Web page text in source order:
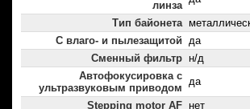
линза
Тип байонета
С влаго- и пылезащитой да
Сменный фильтр н/д
Автофокусировка с
ультразвуковым приводом
да
Stepping motor AF нет